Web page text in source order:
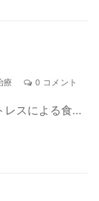
療 0 コメント
レスによる食…